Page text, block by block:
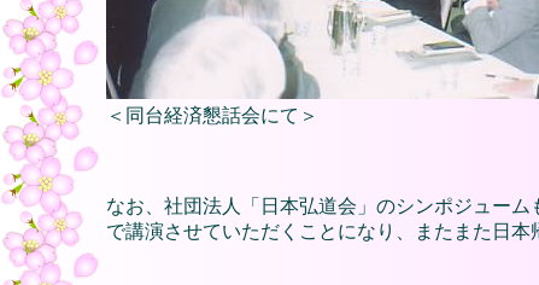
＜同台経済懇話会にて＞
なお、社団法人「日本弘道会」のシンポジュー
で講演させていただくことになり、またまた日本